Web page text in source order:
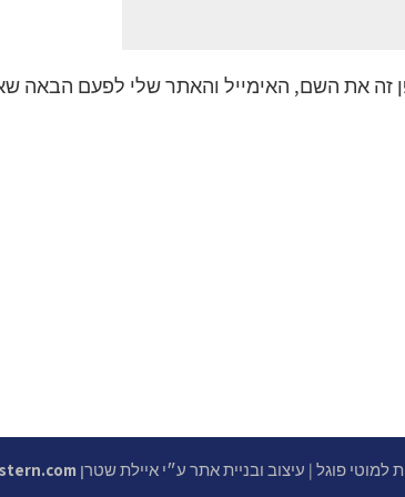
זה את השם, האימייל והאתר שלי לפעם הבאה
למוטי פוגל | עיצוב ובניית אתר ע״י איילת שטרן